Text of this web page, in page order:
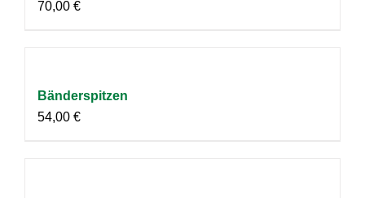
70,00 €
Bänderspitzen
54,00 €